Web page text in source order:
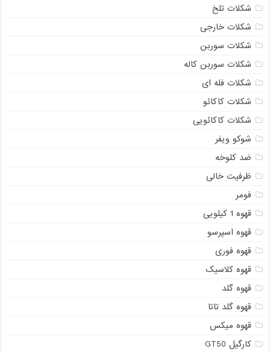
شکلات تلخ
شکلات خارجی
شکلات سوربن
شکلات سوربن کاله
شکلات فله ای
شکلات کاکائو
شکلات کاکائویی
شوکو ویفر
ضد کلوخه
ظرفیت خالی
فومر
قهوه 1 کیلویی
قهوه اسپرسو
قهوه فوری
قهوه کلاسیک
قهوه گلد
قهوه گلد تاتا
قهوه میکس
کارگیل GT50